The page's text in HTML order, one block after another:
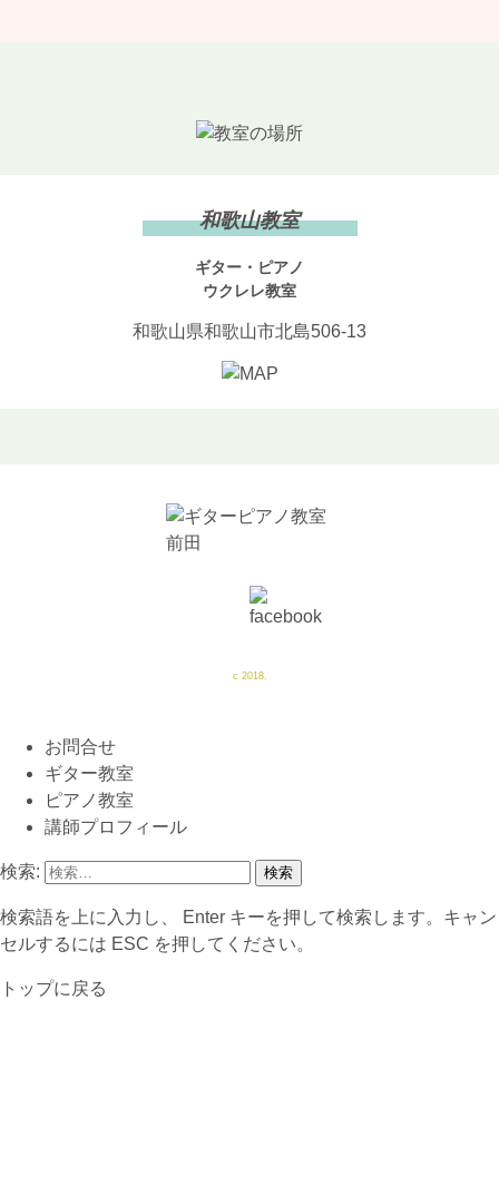
和歌山教室
ギター・ピアノ
ウクレレ教室
和歌山県和歌山市北島506-13
c 2018.
お問合せ
ギター教室
ピアノ教室
講師プロフィール
検索:
検索語を上に入力し、 Enter キーを押して検索します。キャン
セルするには ESC を押してください。
トップに戻る